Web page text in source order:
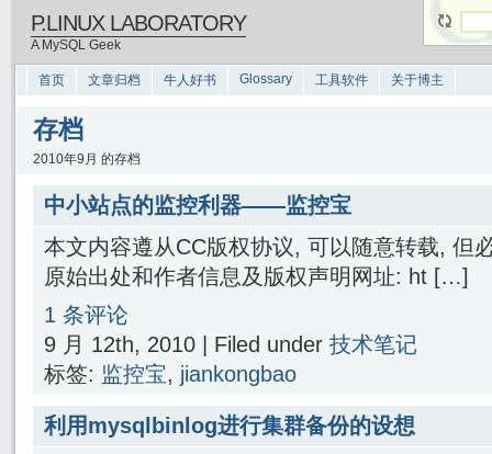
P.LINUX LABORATORY
A MySQL Geek
首页 文章归档 牛人好书 Glossary 工具软件 关于博主
存档
2010年9月 的存档
中小站点的监控利器——监控宝
本文内容遵从CC版权协议, 可以随意转载, 但
原始出处和作者信息及版权声明网址: ht […]
1 条评论
9 月 12th, 2010 | Filed under 技术笔记
标签: 监控宝, jiankongbao
利用mysqlbinlog进行集群备份的设想